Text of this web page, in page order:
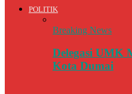
POLITIK
Breaking News
Delegasi UMK
Kota Dumai